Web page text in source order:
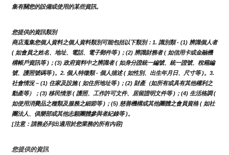
集有關您的設備或使用的某些資訊。
您提供的資訊類別
商店蒐集您個人資料之個人資料類別可能包括以下類別：1. 識別類 - (1) 辨識個人者
( 如會員之姓名、地址、電話、電子郵件等 )；(2) 辨識財務者 ( 如信用卡或金融機
構帳戶資訊等 )；(3) 政府資料中之辨識者 ( 如身分證統一編號、統一證號、稅籍編
號、護照號碼等 )。2. 個人特徵類 - 個人描述 ( 如性別、出生年月日、尺寸等 )。3.
社會情況 – (1) 住家及設施 ( 如住所地址等 )；(2) 財產（如所有或具有其他權利之
動產等）；(3) 移民情形 ( 護照、工作許可文件、居留證明文件等 )；(4) 生活格調 (
如使用消費品之種類及服務之細節等 )；(5) 慈善機構或其他團體之會員資格 ( 如社
團法人、俱樂部或其他志願團體參與者紀錄等 )。
[注意：請務必列出適用於您業務的所有內容]
您提供的資訊